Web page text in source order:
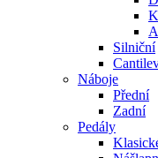
Silniční
Náboje
Přední
Zadní
Pedály